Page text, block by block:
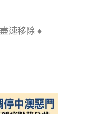
速移除 ♦